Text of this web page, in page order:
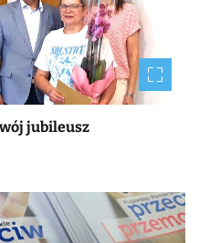
jubileusz